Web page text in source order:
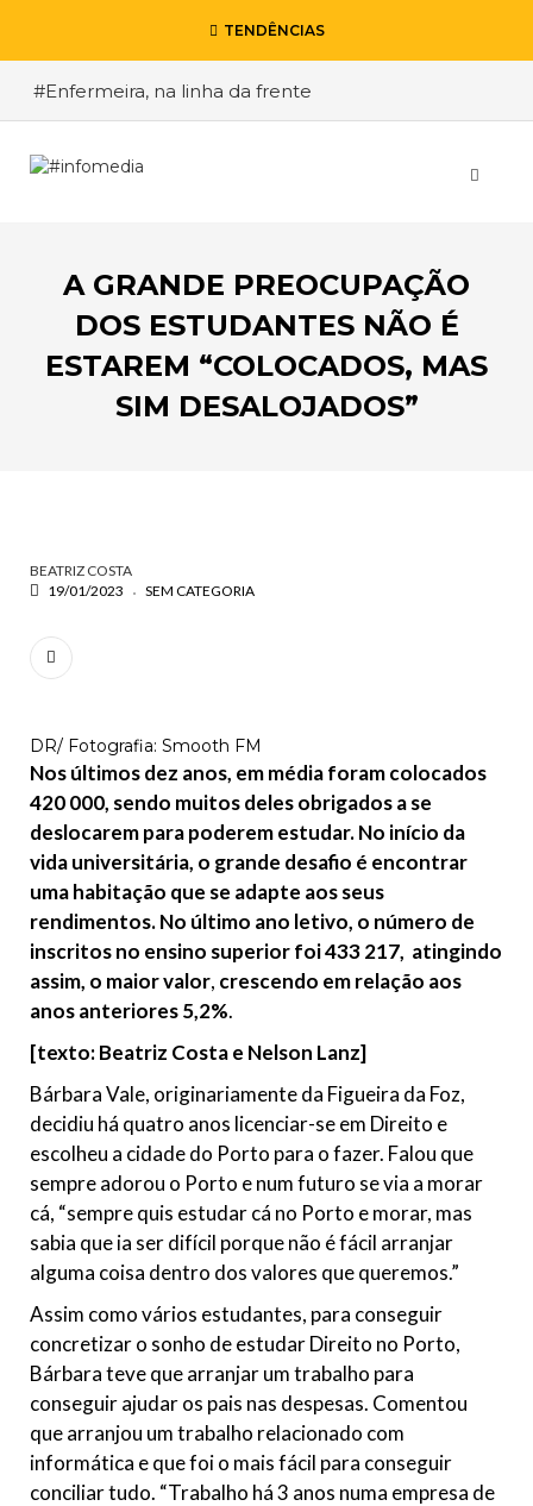
TENDÊNCIAS
#Enfermeira, na linha da frente
#Viver a Covid entre Itália e o Brasil
#O relato de um motorista de pesados, a história
de quem anda cá e lá
A GRANDE PREOCUPAÇÃO
DOS ESTUDANTES NÃO É
ESTAREM “COLOCADOS, MAS
SIM DESALOJADOS”
ESCREVA O QUE PROCURA E PRIMA ENTER
BEATRIZ COSTA
19/01/2023
SEM CATEGORIA
DR/ Fotografia: Smooth FM
Nos últimos dez anos, em média foram colocados
420 000, sendo muitos deles obrigados a se
deslocarem para poderem estudar. No início da
vida universitária, o grande desafio é encontrar
uma habitação que se adapte aos seus
rendimentos. No último ano letivo, o número de
inscritos no ensino superior foi 433 217, atingindo
assim, o maior valor, crescendo em relação aos
anos anteriores 5,2%.
[texto: Beatriz Costa e Nelson Lanz]
Bárbara Vale, originariamente da Figueira da Foz,
decidiu há quatro anos licenciar-se em Direito e
escolheu a cidade do Porto para o fazer. Falou que
sempre adorou o Porto e num futuro se via a morar
cá, “sempre quis estudar cá no Porto e morar, mas
sabia que ia ser difícil porque não é fácil arranjar
alguma coisa dentro dos valores que queremos.”
Assim como vários estudantes, para conseguir
concretizar o sonho de estudar Direito no Porto,
Bárbara teve que arranjar um trabalho para
conseguir ajudar os pais nas despesas. Comentou
que arranjou um trabalho relacionado com
informática e que foi o mais fácil para conseguir
conciliar tudo. “Trabalho há 3 anos numa empresa de